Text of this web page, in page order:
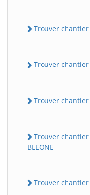
Trouver chantier
Trouver chantier
Trouver
Trouver chantier
BLEONE
Trouver chantier